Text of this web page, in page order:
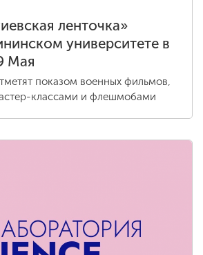
ленточка»
университете в
Мая
показом военных фильмов,
классами и флешмобами